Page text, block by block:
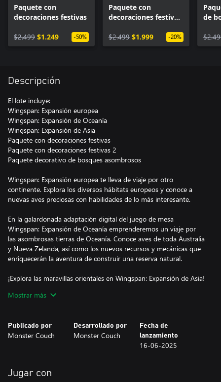
Paquete con
decoraciones festivas
$2.499 $1.249 -50%
Paquete con
decoraciones festivas
$2.499 $1.999 -20%
de
Descripción
El lote incluye:
Wingspan: Expansión europea
Wingspan: Expansión de Oceanía
Wingspan: Expansión de Asia
Paquete con decoraciones festivas
Paquete con decoraciones festivas 2
Paquete decorativo de bosques asombrosos
Wingspan: Expansión europea te lleva de viaje por otro
continente. Explora los diversos hábitats europeos y conoce a
nuevas aves preciosas con habilidades de lo más interesante.
En la galardonada adaptación digital del juego de mesa
Wingspan: Expansión de Oceanía emprenderemos un viaje por
las asombrosas tierras de Oceanía. Conoce aves de toda Australia
y Nueva Zelanda, así como los nuevos recursos y mecánicas que
enriquecerán la aventura de construir una reserva natural.
¡Explora las maravillas orientales en Wingspan: Expansión de Asia!
modo Dúo y sumérgete en bellos paisajes con ilustraciones
Con los paquetes decorativos, obtendrás acceso ilimitado tanto a
fondos estacionales y exclusivos como a los retratos de jugador a
fondos dibujados digitalmente a cualquier hora y en cualquier
estación y lugar.
Mostrar más
Publicado por
Monster Couch
Desarrollado por
Monster Couch
Fecha de
lanzamiento
16-06-2025
Jugar con